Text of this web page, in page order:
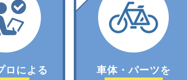
ロによる
車体・パーツを